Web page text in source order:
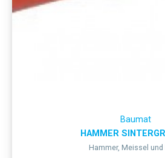
Baumat
HAMMER
Hammer, Meissel und